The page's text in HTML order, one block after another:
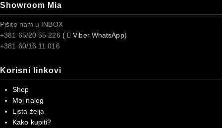
Showroom Mia
Pišite nam u INBOX
+381 65/20 55 226 (
Viber WhatsApp)
+381 60/16 11 016
Korisni linkovi
Shop
Moj nalog
Lista želja
Kako kupiti?